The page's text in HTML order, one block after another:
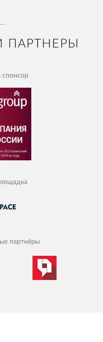
спонсор
партнёры